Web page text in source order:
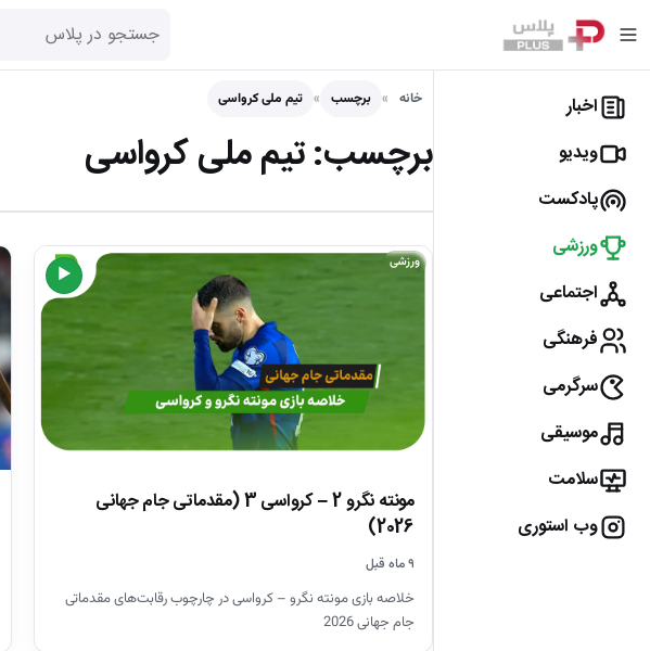
اخبار
ویدیو
پادکست
ورزشی
اجتماعی
فرهنگی
سرگرمی
موسیقی
سلامت
وب استوری
خانه برچسب تیم ملی کرواسی
برچسب:تیم ملی کرواسی
▶
ورزشی
مونته نگرو 2 – کرواسی 3 (مقدماتی جام جهانی
2026)
۹ ماه قبل
خلاصه بازی مونته نگرو – کرواسی در چارچوب رقابت‌های مقدماتی
جام جهانی 2026